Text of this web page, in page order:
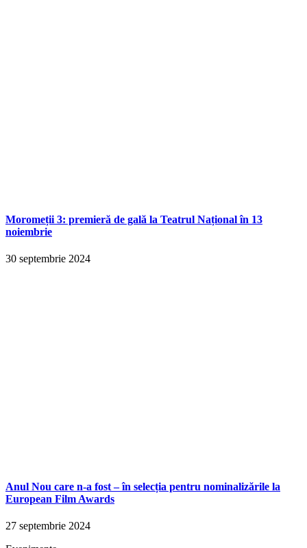
Moromeții 3: premieră de gală la Teatrul Național în 13
noiembrie
30 septembrie 2024
Anul Nou care n-a fost – în selecția pentru nominalizările la
European Film Awards
27 septembrie 2024